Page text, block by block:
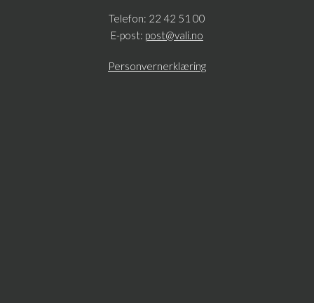
Telefon: 22 42 51 00
E-post: post@vali.no
Personvernerklæring